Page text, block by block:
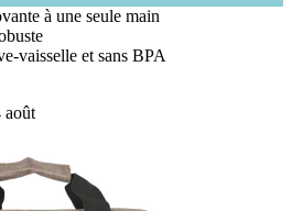
à une seule main
vaisselle et sans BPA
août